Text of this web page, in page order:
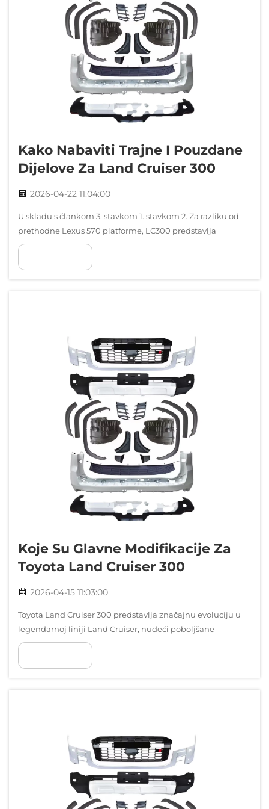
Kako Nabaviti Trajne I Pouzdane
Dijelove Za Land Cruiser 300
2026-04-22 11:04:00
U skladu s člankom 3. stavkom 1. stavkom 2. Za razliku od
prethodne Lexus 570 platforme, LC300 predstavlja
jedinstvene izazove u nabavci...
Koje Su Glavne Modifikacije Za
Toyota Land Cruiser 300
2026-04-15 11:03:00
Toyota Land Cruiser 300 predstavlja značajnu evoluciju u
legendarnoj liniji Land Cruiser, nudeći poboljšane
mogućnosti i moderne elemente dizajna koji su privukli